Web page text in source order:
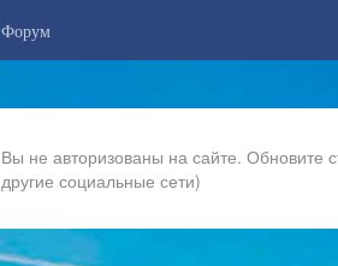
Форум
Вы не авторизованы на сайте. Обновите
другие социальные сети)